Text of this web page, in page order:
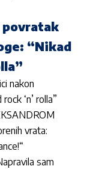
povratak
“Nikad
nakon
‘n’ rolla”
vrata:
sam